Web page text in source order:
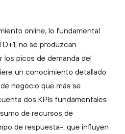
online, lo fundamental
no se produzcan
los picos de demanda del
un conocimiento detallado
negocio que más se
dos KPIs fundamentales
de recursos de
de respuesta-, que influyen